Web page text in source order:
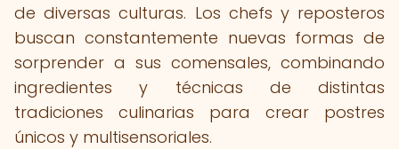
de diversas culturas. Los chefs y reposteros
buscan constantemente nuevas formas de
sorprender a sus comensales, combinando
ingredientes y técnicas de distintas
tradiciones culinarias para crear postres
únicos y multisensoriales.